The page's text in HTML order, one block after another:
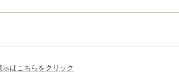
示はこちらをクリック